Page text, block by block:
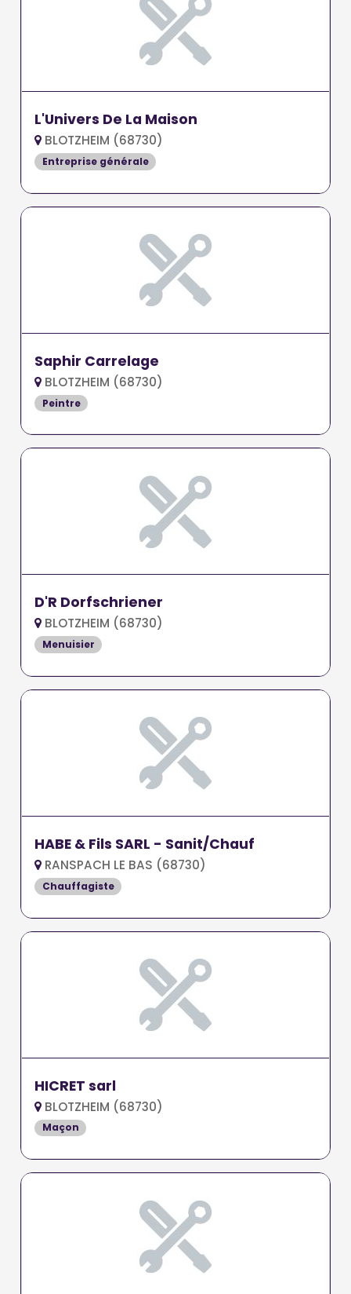
L'Univers De La Maison
BLOTZHEIM (68730)
Entreprise générale
Saphir Carrelage
BLOTZHEIM (68730)
Peintre
D'R Dorfschriener
BLOTZHEIM (68730)
Menuisier
HABE & Fils SARL - Sanit/Chauf
RANSPACH LE BAS (68730)
Chauffagiste
HICRET sarl
BLOTZHEIM (68730)
Maçon